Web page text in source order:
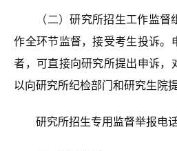
（二）研究所招生工作监督
作全环节监督，接受考生投诉。
者，可直接向研究所提出申诉，
以向研究所纪检部门和研究生院提
研究所招生专用监督举报电